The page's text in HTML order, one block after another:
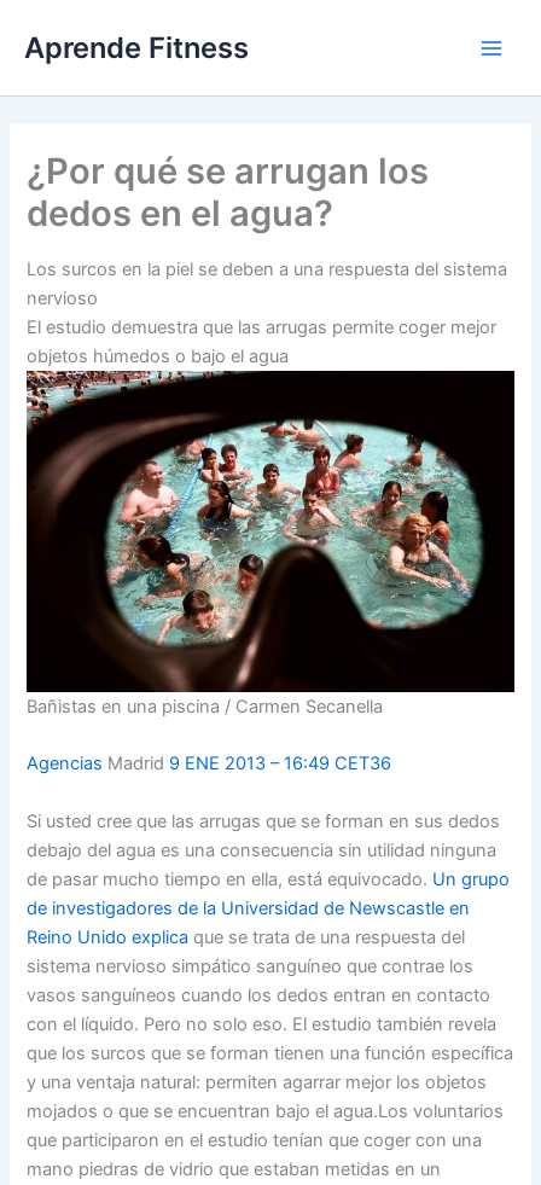
contenido
Aprende Fitness
¿Por qué se arrugan los
dedos en el agua?
Los surcos en la piel se deben a una respuesta del sistema
nervioso
El estudio demuestra que las arrugas permite coger mejor
objetos húmedos o bajo el agua
Bañistas en una piscina / Carmen Secanella
Agencias Madrid 9 ENE 2013 – 16:49 CET36
Si usted cree que las arrugas que se forman en sus dedos
debajo del agua es una consecuencia sin utilidad ninguna
de pasar mucho tiempo en ella, está equivocado. Un grupo
de investigadores de la Universidad de Newscastle en
Reino Unido explica que se trata de una respuesta del
sistema nervioso simpático sanguíneo que contrae los
vasos sanguíneos cuando los dedos entran en contacto
con el líquido. Pero no solo eso. El estudio también revela
que los surcos que se forman tienen una función específica
y una ventaja natural: permiten agarrar mejor los objetos
mojados o que se encuentran bajo el agua.Los voluntarios
que participaron en el estudio tenían que coger con una
mano piedras de vidrio que estaban metidas en un